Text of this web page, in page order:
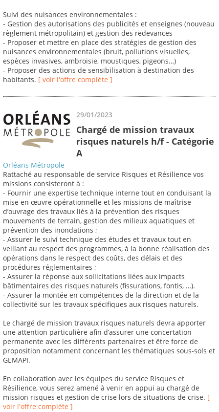
Suivi des nuisances environnementales :
- Gestion des autorisations des publicités et enseignes (nouveau
règlement métropolitain) et gestion des redevances
- Proposer et mettre en place des stratégies de gestion des
nuisances environnementales (bruit, pollutions visuelles,
espèces invasives, ambroisie, moustiques, pigeons…)
- Proposer des actions de sensibilisation à destination des
habitants. [ voir l'offre complète ]
29/01/2023
Chargé de mission travaux
risques naturels h/f - Catégorie
A
Orléans Métropole
Rattaché au responsable de service Risques et Résilience vos
missions consisteront à :
- Fournir une expertise technique interne tout en conduisant la
mise en œuvre opérationnelle et les missions de maîtrise
d’ouvrage des travaux liés à la prévention des risques
mouvements de terrain, gestion des milieux aquatiques et
prévention des inondations ;
- Assurer le suivi technique des études et travaux tout en
veillant au respect des programmes, à la bonne réalisation des
opérations dans le respect des coûts, des délais et des
procédures réglementaires ;
- Assurer la réponse aux sollicitations liées aux impacts
bâtimentaires des risques naturels (fissurations, fontis, …).
- Assurer la montée en compétences de la direction et de la
collectivité sur les travaux spécifiques aux risques naturels.
Le chargé de mission travaux risques naturels devra apporter
une attention particulière afin d’assurer une concertation
permanente avec les différents partenaires et être force de
proposition notamment concernant les thématiques sous-sols et
GEMAPI.
En collaboration avec les équipes du service Risques et
Résilience, vous serez amené à venir en appui au chargé de
mission risques et gestion de crise lors de situations de crise. [
voir l'offre complète ]